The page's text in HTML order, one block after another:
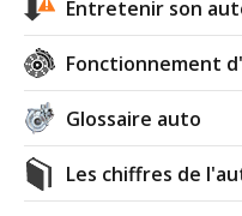
Entretenir son
Fonctionnement
Glossaire auto
Les chiffres de